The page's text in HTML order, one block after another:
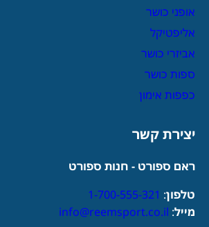
אופני כושר
אליפטיקל
אביזרי כושר
ספות כושר
כפפות אימון
יצירת קשר
ראם ספורט - חנות ספורט
טלפון:
1-700-555-321
מייל:
info@reemsport.co.il